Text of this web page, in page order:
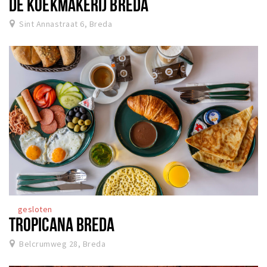
DE KOEKMAKERIJ BREDA
Sint Annastraat 6, Breda
gesloten
TROPICANA BREDA
Belcrumweg 28, Breda